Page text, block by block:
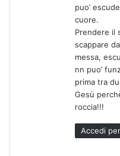
puo’
cuore.
Prendere il
scappare
messa,
nn puo’
prima tra
Gesù
roccia!!!
Accedi